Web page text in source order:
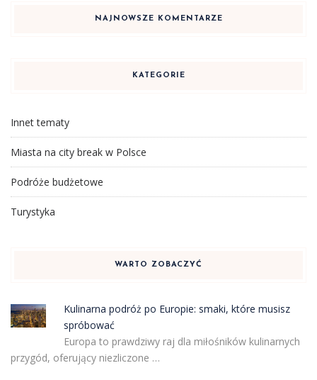
NAJNOWSZE KOMENTARZE
KATEGORIE
Innet tematy
Miasta na city break w Polsce
Podróże budżetowe
Turystyka
WARTO ZOBACZYĆ
Kulinarna podróż po Europie: smaki, które musisz
spróbować
Europa to prawdziwy raj dla miłośników kulinarnych
przygód, oferujący niezliczone …